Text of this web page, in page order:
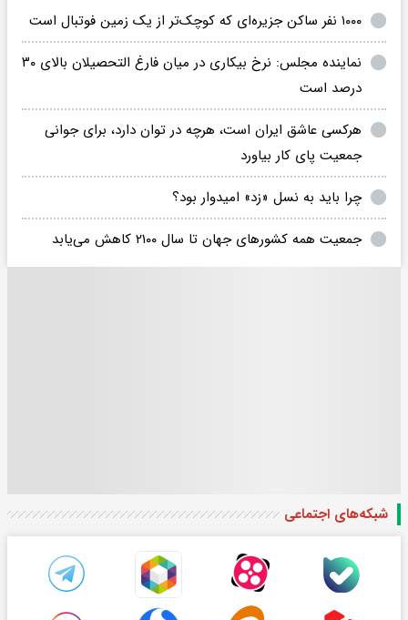
۱۰۰۰ نفر ساکن جزیره‌ای که کوچک‌تر از یک زمین فوتبال است
نماینده مجلس: نرخ بیکاری در میان فارغ التحصیلان بالای ۳۰
درصد است
هرکسی عاشق ایران است، هرچه در توان دارد، برای جوانی
جمعیت پای کار بیاورد
چرا باید به نسل «زد» امیدوار بود؟
جمعیت همه کشورهای جهان تا سال ۲۱۰۰ کاهش می‌یابد
شبکه‌های اجتماعی